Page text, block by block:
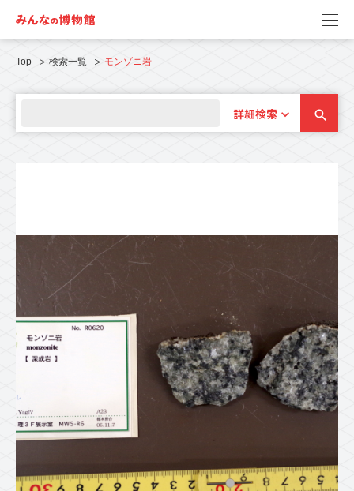
Top 検索一覧 モンゾニ岩
詳細検索